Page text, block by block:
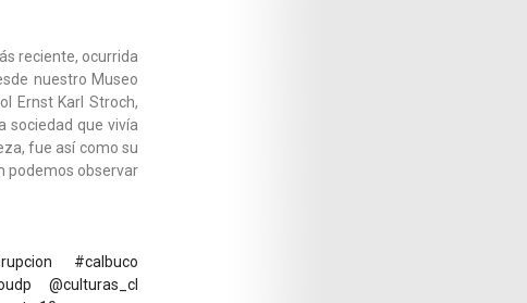
reciente, ocurrida
nuestro Museo
Ernst Karl Stroch,
sociedad que vivía
fue así como su
podemos observar
#calbuco
@culturas_cl